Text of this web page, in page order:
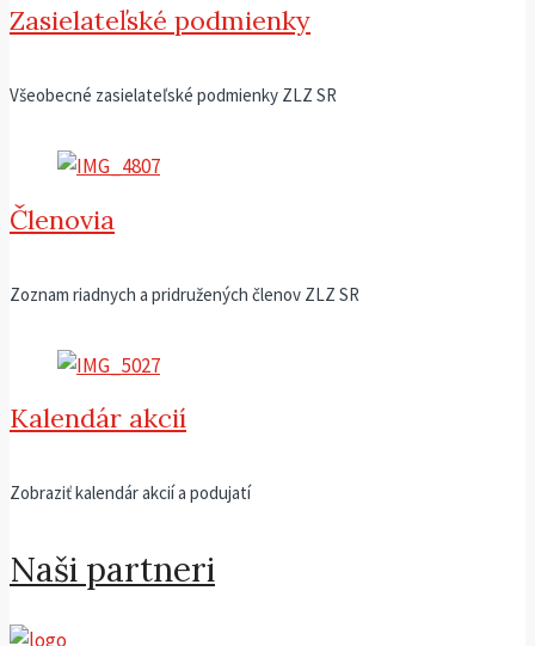
Zasielateľské podmienky
Všeobecné zasielateľské podmienky ZLZ SR
Členovia
Zoznam riadnych a pridružených členov ZLZ SR
Kalendár akcií
Zobraziť kalendár akcií a podujatí
Naši partneri